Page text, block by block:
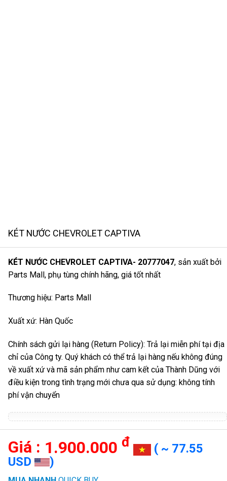
KÉT NƯỚC CHEVROLET CAPTIVA
KÉT NƯỚC CHEVROLET CAPTIVA- 20777047, sản xuất bởi
Parts Mall, phụ tùng chính hãng, giá tốt nhất
Thương hiệu: Parts Mall
Xuất xứ: Hàn Quốc
Chính sách gửi lại hàng (Return Policy): Trả lại miễn phí tại địa
chỉ của Công ty. Quý khách có thể trả lại hàng nếu không đúng
về xuất xứ và mã sản phẩm như cam kết của Thành Dũng với
điều kiện trong tình trạng mới chưa qua sử dụng: không tính
phí vận chuyển
1.900.000 đ
( ~ 77.55
USD
)